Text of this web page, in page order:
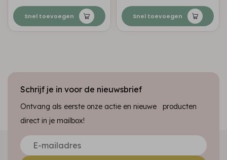
Snel toevoegen Snel toevoegen
Schrijf je in voor de nieuwsbrief
Ontvang als eerste onze actie en nieuwe producten
direct in je mailbox!